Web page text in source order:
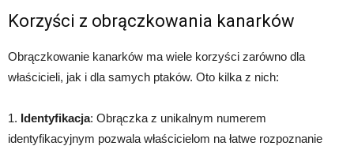
Korzyści z obrączkowania kanarków
Obrączkowanie kanarków ma wiele korzyści zarówno dla
właścicieli, jak i dla samych ptaków. Oto kilka z nich:
1. Identyfikacja: Obrączka z unikalnym numerem
identyfikacyjnym pozwala właścicielom na łatwe rozpoznanie